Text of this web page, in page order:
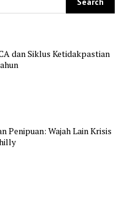
dan Siklus Ketidakpastian
Penipuan: Wajah Lain Krisis